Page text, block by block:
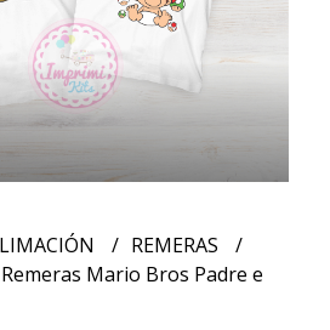
REMERAS
Mario Bros Padre e